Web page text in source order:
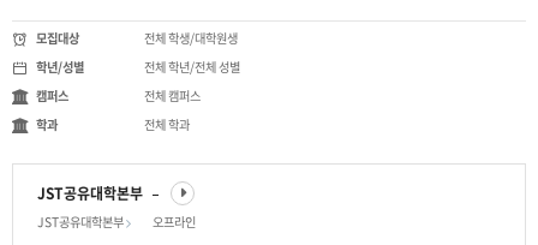
모집대상
전체 학생/대학원생
학년/성별
전체 학년/전체 성별
캠퍼스
전체 캠퍼스
학과
전체 학과
JST공유대학본부
JST공유대학본부 오프라인